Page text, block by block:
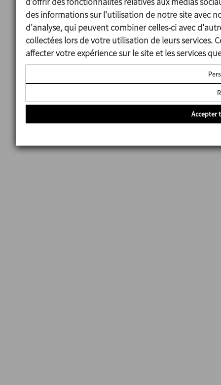
des informations sur l'utilisation de notre site avec
d'analyse, qui peuvent combiner celles-ci avec
collectées lors de votre utilisation de leurs services.
affecter votre expérience sur le site et les services
Accepter